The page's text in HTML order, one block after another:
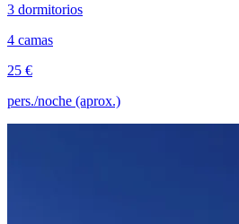
3 dormitorios
4 camas
25 €
pers./noche (aprox.)